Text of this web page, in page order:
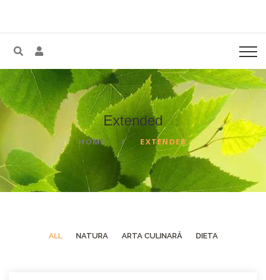
Extended
HOME EXTENDED
ALL NATURA ARTA CULINARĂ DIETA